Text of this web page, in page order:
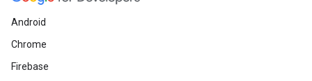
Android
Chrome
Firebase